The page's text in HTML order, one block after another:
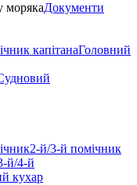
морякаДокументи
капітанаГоловний
2-й/3-й помічник
й/4-й
кухар